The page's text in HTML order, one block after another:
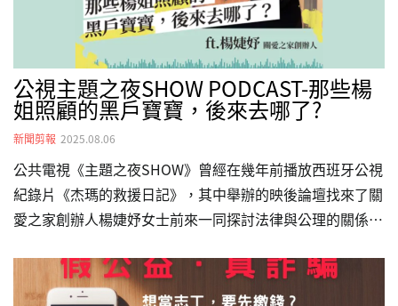
們、陪他們慢慢長大！…
公視主題之夜SHOW PODCAST-那些楊
姐照顧的黑戶寶寶，後來去哪了?
新聞剪報 2025.08.06
公共電視《主題之夜SHOW》曾經在幾年前播放西班牙公視
紀錄片《杰瑪的救援日記》，其中舉辦的映後論壇找來了關
愛之家創辦人楊婕妤女士前來一同探討法律與公理的關係。
犯法對嗎？》一起重播，主題之夜的助理珮筠趁這個機會採
訪楊姐，來問問這些被關愛之家照顧的「黑戶寶寶」們，會